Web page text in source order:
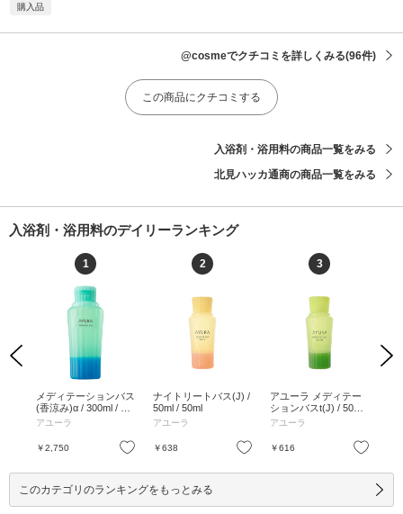
購入品
@cosmeでクチコミを詳しくみる(96件)
この商品にクチコミする
入浴剤・浴用料の商品一覧をみる
北見ハッカ通商の商品一覧をみる
入浴剤・浴用料のデイリーランキング
Previous
お気に入り
1
メディテーションバス
(香涼み)α / 300ml / 本
体 / 300ml
アユーラ
￥2,750 お気に入り
2
ナイトリートバス(J) /
50ml / 50ml
アユーラ
￥638 お気に入り
3
アユーラ メディテー
ションバスt(J) / 50mL
/ 50mL
アユーラ
￥616
Next
このカテゴリのランキングをもっとみる